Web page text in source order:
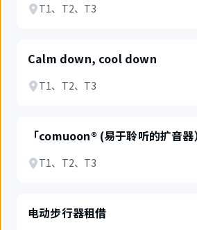
T1、T2、T3
Calm down, cool down
T1、T2、T3
「comuoon® (易于聆听的扩音器
T1、T2、T3
电动步行器租借